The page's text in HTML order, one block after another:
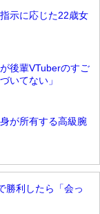
示に応じた22歳女
後輩VTuberのすご
いてない」
が所有する高級腕
勝利したら「会っ